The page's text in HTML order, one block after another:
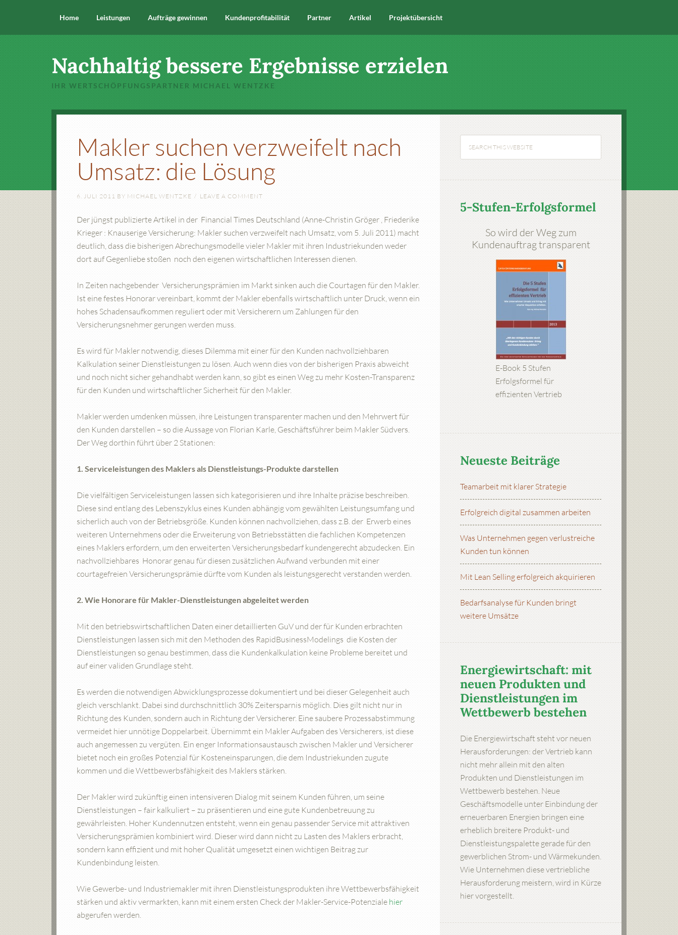
Home Leistungen Aufträge gewinnen Kundenprofitabilität Partner Artikel Projektübersicht
Nachhaltig bessere Ergebnisse erzielen
IHR WERTSCHÖPFUNGSPARTNER MICHAEL WENTZKE
Makler suchen verzweifelt nach
Umsatz: die Lösung
6. JULI 2011 BY MICHAEL WENTZKE LEAVE A COMMENT
Der jüngst publizierte Artikel in der Financial Times Deutschland (Anne-Christin Gröger , Friederike
Krieger : Knauserige Versicherung: Makler suchen verzweifelt nach Umsatz, vom 5. Juli 2011) macht
deutlich, dass die bisherigen Abrechungsmodelle vieler Makler mit ihren Industriekunden weder
dort auf Gegenliebe stoßen noch den eigenen wirtschaftlichen Interessen dienen.
In Zeiten nachgebender Versicherungsprämien im Markt sinken auch die Courtagen für den Makler.
Ist eine festes Honorar vereinbart, kommt der Makler ebenfalls wirtschaftlich unter Druck, wenn ein
hohes Schadensaufkommen reguliert oder mit Versicherern um Zahlungen für den
Versicherungsnehmer gerungen werden muss.
Es wird für Makler notwendig, dieses Dilemma mit einer für den Kunden nachvollziehbaren
Kalkulation seiner Dienstleistungen zu lösen. Auch wenn dies von der bisherigen Praxis abweicht
und noch nicht sicher gehandhabt werden kann, so gibt es einen Weg zu mehr Kosten-Transparenz
für den Kunden und wirtschaftlicher Sicherheit für den Makler.
Makler werden umdenken müssen, ihre Leistungen transparenter machen und den Mehrwert für
den Kunden darstellen – so die Aussage von Florian Karle, Geschäftsführer beim Makler Südvers.
Der Weg dorthin führt über 2 Stationen:
1. Serviceleistungen des Maklers als Dienstleistungs-Produkte darstellen
Die vielfältigen Serviceleistungen lassen sich kategorisieren und ihre Inhalte präzise beschreiben.
Diese sind entlang des Lebenszyklus eines Kunden abhängig vom gewählten Leistungsumfang und
sicherlich auch von der Betriebsgröße. Kunden können nachvollziehen, dass z.B. der Erwerb eines
weiteren Unternehmens oder die Erweiterung von Betriebsstätten die fachlichen Kompetenzen
eines Maklers erfordern, um den erweiterten Versicherungsbedarf kundengerecht abzudecken. Ein
nachvollziehbares Honorar genau für diesen zusätzlichen Aufwand verbunden mit einer
courtagefreien Versicherungsprämie dürfte vom Kunden als leistungsgerecht verstanden werden.
2. Wie Honorare für Makler-Dienstleistungen abgeleitet werden
Mit den betriebswirtschaftlichen Daten einer detaillierten GuV und der für Kunden erbrachten
Dienstleistungen lassen sich mit den Methoden des RapidBusinessModelings die Kosten der
Dienstleistungen so genau bestimmen, dass die Kundenkalkulation keine Probleme bereitet und
auf einer validen Grundlage steht.
Es werden die notwendigen Abwicklungsprozesse dokumentiert und bei dieser Gelegenheit auch
gleich verschlankt. Dabei sind durchschnittlich 30% Zeitersparnis möglich. Dies gilt nicht nur in
Richtung des Kunden, sondern auch in Richtung der Versicherer. Eine saubere Prozessabstimmung
vermeidet hier unnötige Doppelarbeit. Übernimmt ein Makler Aufgaben des Versicherers, ist diese
auch angemessen zu vergüten. Ein enger Informationsaustausch zwischen Makler und Versicherer
bietet noch ein großes Potenzial für Kosteneinsparungen, die dem Industriekunden zugute
kommen und die Wettbewerbsfähigkeit des Maklers stärken.
Der Makler wird zukünftig einen intensiveren Dialog mit seinem Kunden führen, um seine
Dienstleistungen – fair kalkuliert – zu präsentieren und eine gute Kundenbetreuung zu
gewährleisten. Hoher Kundennutzen entsteht, wenn ein genau passender Service mit attraktiven
Versicherungsprämien kombiniert wird. Dieser wird dann nicht zu Lasten des Maklers erbracht,
sondern kann effizient und mit hoher Qualität umgesetzt einen wichtigen Beitrag zur
Kundenbindung leisten.
Wie Gewerbe- und Industriemakler mit ihren Dienstleistungsprodukten ihre Wettbewerbsfähigkeit
stärken und aktiv vermarkten, kann mit einem ersten Check der Makler-Service-Potenziale hier
abgerufen werden.
5-Stufen-Erfolgsformel
So wird der Weg zum
Kundenauftrag transparent
E-Book 5 Stufen
Erfolgsformel für
effizienten Vertrieb
Neueste Beiträge
Teamarbeit mit klarer Strategie
Erfolgreich digital zusammen arbeiten
Was Unternehmen gegen verlustreiche
Kunden tun können
Mit Lean Selling erfolgreich akquirieren
Bedarfsanalyse für Kunden bringt
weitere Umsätze
Energiewirtschaft: mit
neuen Produkten und
Dienstleistungen im
Wettbewerb bestehen
Die Energiewirtschaft steht vor neuen
Herausforderungen: der Vertrieb kann
nicht mehr allein mit den alten
Produkten und Dienstleistungen im
Wettbewerb bestehen. Neue
Geschäftsmodelle unter Einbindung der
erneuerbaren Energien bringen eine
erheblich breitere Produkt- und
Dienstleistungspalette gerade für den
gewerblichen Strom- und Wärmekunden.
Wie Unternehmen diese vertriebliche
Herausforderung meistern, wird in Kürze
hier vorgestellt.